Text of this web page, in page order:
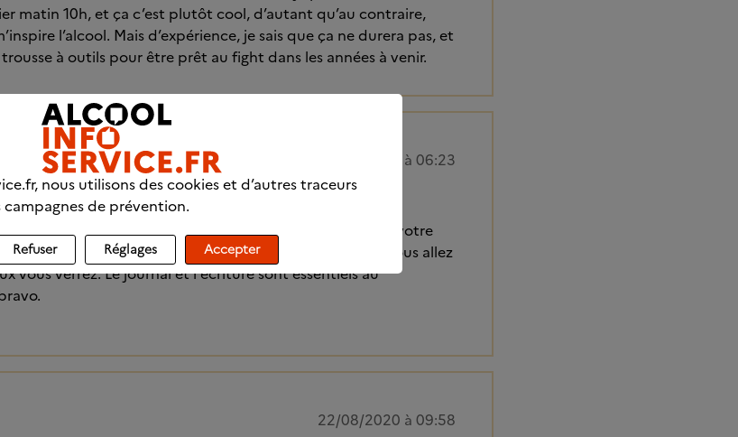
matin 10h, et ça c’est plutôt cool, d’autant qu’au contraire,
l’alcool. Mais d’expérience, je sais que ça ne durera pas, et
à outils pour être prêt au fight dans les années à venir.
22/08/2020 à 06:23
qui mène un combat avec l'alcool et j'ai été émue par votre
est admirable et je vous encourage à continuer. Vous allez
vous verrez. Le journal et l'écriture sont essentiels au
22/08/2020 à 09:58
nous utilisons des cookies et d’autres traceurs
de prévention.
Refuser Réglages Accepter